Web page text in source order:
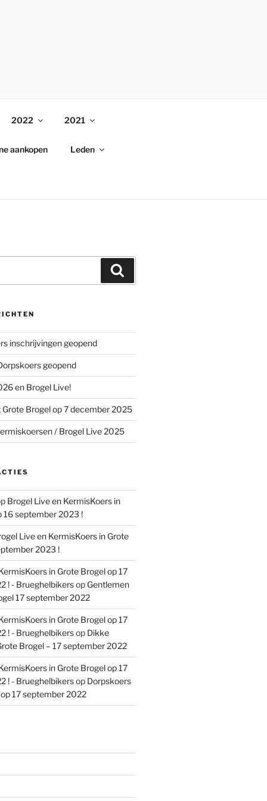
2022 2021
aankopen Leden
inschrijvingen geopend
geopend
en Brogel Live!
Brogel op 7 december 2025
/ Brogel Live 2025
Brogel Live en KermisKoers in
16 september 2023 !
Live en KermisKoers in Grote
2023 !
in Grote Brogel op 17
! - Brueghelbikersop Gentlemen
17 september 2022
in Grote Brogel op 17
! - Brueghelbikersop Dikke
Brogel – 17 september 2022
in Grote Brogel op 17
! - Brueghelbikersop Dorpskoers
17 september 2022